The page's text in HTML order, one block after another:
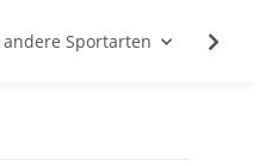
andere Sportarten